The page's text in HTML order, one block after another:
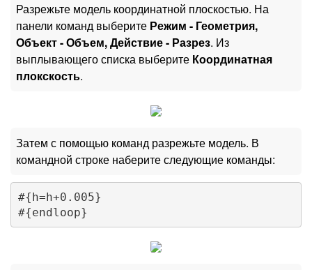
Разрежьте модель координатной плоскостью. На
панели команд выберите Режим - Геометрия,
Объект - Объем, Действие - Разрез. Из
выплывающего списка выберите Координатная
плокскость.
Затем с помощью команд разрежьте модель. В
командной строке наберите следующие команды:
#{h=h+0.005}